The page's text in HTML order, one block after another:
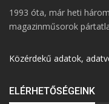
1993 óta, már heti
magazinműsorok
Közérdekű adatok,
ELÉRHETŐSÉGEINK